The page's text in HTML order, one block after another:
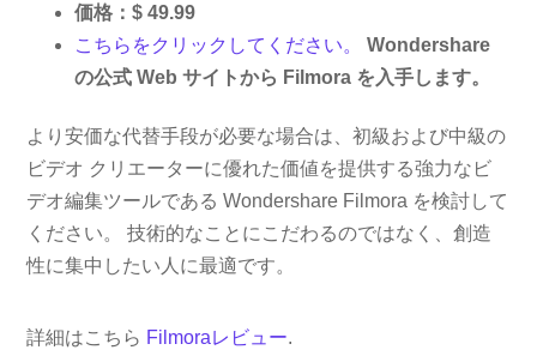
価格：$ 49.99
こちらをクリックしてください。
Wondershare
の公式 Web サイトから Filmora を入手します。
より安価な代替手段が必要な場合は、初級および中級の
ビデオ クリエーターに優れた価値を提供する強力なビ
デオ編集ツールである Wondershare Filmora を検討して
ください。 技術的なことにこだわるのではなく、創造
性に集中したい人に最適です。
詳細はこちら Filmoraレビュー.